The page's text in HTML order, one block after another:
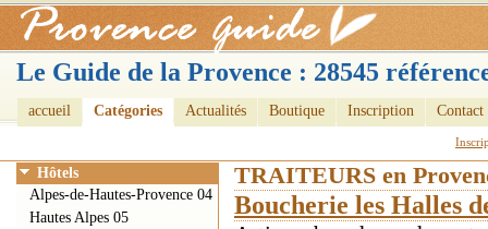
Le Guide de la Provence : 28545
accueil Catégories Actualités Boutique Inscription Contact
TRAITEURS en
Boucherie les Halles
Hôtels
Alpes-de-Hautes-Provence 04
Hautes Alpes 05